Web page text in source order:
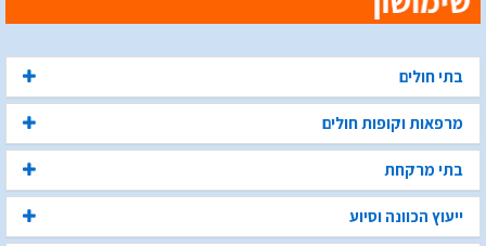
בתי חולים
מרפאות וקופות חולים
בתי מרקחת
ייעוץ הכוונה וסיוע